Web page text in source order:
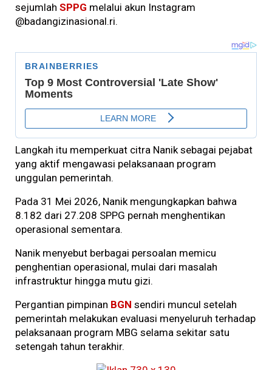
sejumlah SPPG melalui akun Instagram
@badangizinasional.ri.
Langkah itu memperkuat citra Nanik sebagai pejabat
yang aktif mengawasi pelaksanaan program
unggulan pemerintah.
Pada 31 Mei 2026, Nanik mengungkapkan bahwa
8.182 dari 27.208 SPPG pernah menghentikan
operasional sementara.
Nanik menyebut berbagai persoalan memicu
penghentian operasional, mulai dari masalah
infrastruktur hingga mutu gizi.
Pergantian pimpinan BGN sendiri muncul setelah
pemerintah melakukan evaluasi menyeluruh terhadap
pelaksanaan program MBG selama sekitar satu
setengah tahun terakhir.